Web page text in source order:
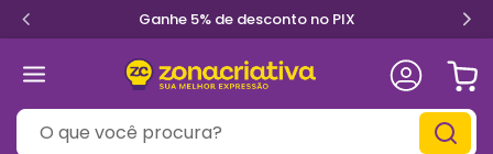
PIX Parcele em até 12x sem
O que você procura?